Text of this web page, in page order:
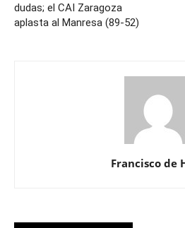
dudas; el CAI Zaragoza
aplasta al Manresa (89-52)
Francisco de